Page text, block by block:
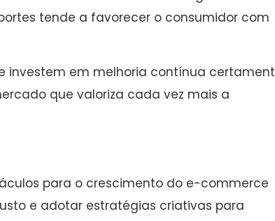
tende a favorecer o consumidor com
investem em melhoria contínua
que valoriza cada vez mais a
para o crescimento do e-commerce
e adotar estratégias criativas para